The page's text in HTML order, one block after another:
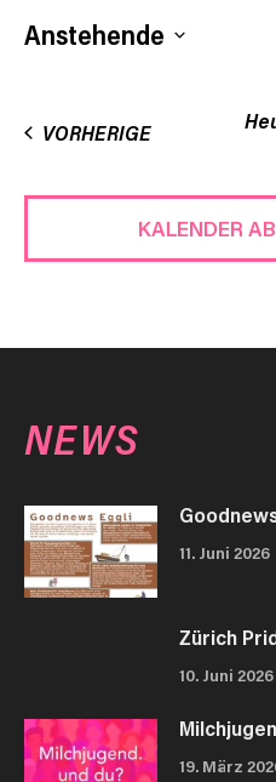
Anstehende
VORHERIGE
KALENDER
NEWS
11. Juni 2026
Zürich
10. Juni 2026
19. März